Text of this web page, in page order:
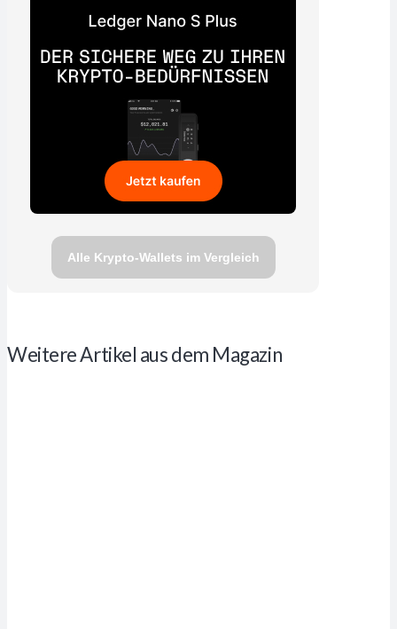
Alle Krypto-Wallets im Vergleich
Weitere Artikel aus dem Magazin